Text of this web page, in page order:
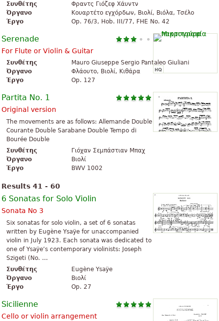
Συνθέτης
Φραντς Γιόζεφ Χάυντν
Όργανο
Κουαρτέτο εγχόρδων, Βιολί, Βιόλα, Τσέλο
Έργο
Op. 76/3, Hob. III/77, FHE No. 42
Serenade
For Flute or Violin & Guitar
Συνθέτης
Mauro Giuseppe Sergio Pantaleo Giuliani
Όργανο
Φλάουτο, Βιολί, Κιθάρα
Έργο
Op. 127
Partita No. 1
Original version
The movements are as follows: Allemande Double
Courante Double Sarabane Double Tempo di
Bourée Double
Συνθέτης
Γιόχαν Σεμπάστιαν Μπαχ
Όργανο
Βιολί
Έργο
BWV 1002
Results 41 - 60
6 Sonatas for Solo Violin
Sonata No 3
Six sonatas for solo violin, a set of 6 sonatas
written by Eugène Ysaÿe for unaccompanied
violin in July 1923. Each sonata was dedicated to
one of Ysaÿe’s contemporary violinists: Joseph
Szigeti (No. ...
Συνθέτης
Eugène Ysaÿe
Όργανο
Βιολί
Έργο
Op. 27
Sicilienne
Cello or violin arrangement